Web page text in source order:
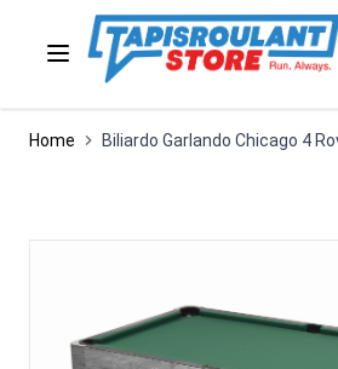
Salta al contenuto
Home Biliardo Garlando Chicago 4